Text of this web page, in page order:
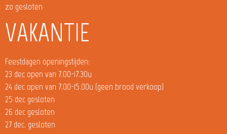
zo gesloten
VAKANTIE
Feestdagen openingstijden:
23 dec open van 7.00-17.30u
24 dec open van 7.00-15.00u (geen brood verkoop)
25 dec gesloten
26 dec gesloten
27 dec. gesloten